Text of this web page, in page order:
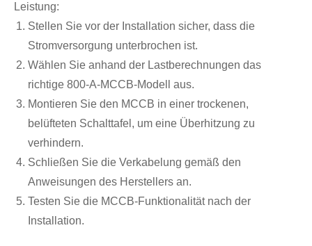
Leistung:
Stellen Sie vor der Installation sicher, dass die
Stromversorgung unterbrochen ist.
Wählen Sie anhand der Lastberechnungen das
richtige 800-A-MCCB-Modell aus.
Montieren Sie den MCCB in einer trockenen,
belüfteten Schalttafel, um eine Überhitzung zu
verhindern.
Schließen Sie die Verkabelung gemäß den
Anweisungen des Herstellers an.
Testen Sie die MCCB-Funktionalität nach der
Installation.